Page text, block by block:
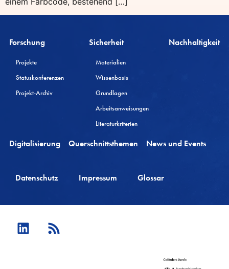
Forschung
Projekte
Statuskonferenzen
Projekt-Archiv
Sicherheit
Materialien
Wissenbasis
Grundlagen
Arbeitsanweisungen
Literaturkriterien
Nachhaltigkeit
Digitalisierung Querschnittsthemen News und Events
Datenschutz Impressum Glossar